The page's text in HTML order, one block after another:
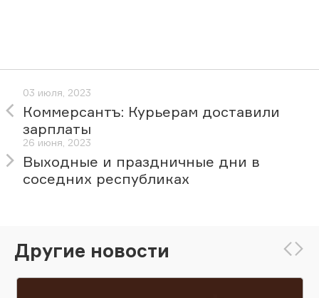
03 июля, 2023
Коммерсантъ: Курьерам доставили
зарплаты
26 июня, 2023
Выходные и праздничные дни в
соседних республиках
Другие новости